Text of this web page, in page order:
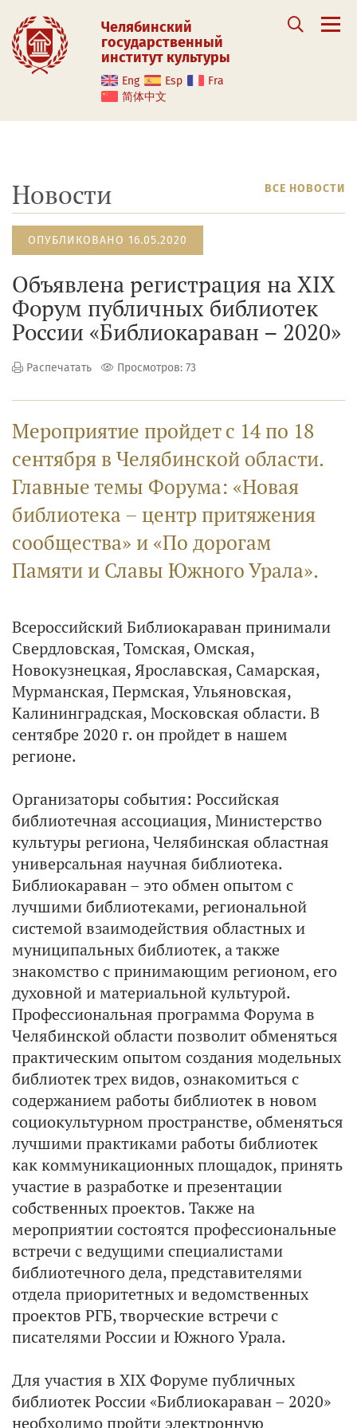
Челябинский
государственный
институт культуры
Eng Esp
Fra
简体中文
Новости ВСЕ НОВОСТИ
ОПУБЛИКОВАНО 16.05.2020
Объявлена регистрация на XIX
Форум публичных библиотек
России «Библиокараван – 2020»
Распечатать Просмотров: 73
Мероприятие пройдет с 14 по 18
сентября в Челябинской области.
Главные темы Форума: «Новая
библиотека – центр притяжения
сообщества» и «По дорогам
Памяти и Славы Южного Урала».
Всероссийский Библиокараван принимали
Свердловская, Томская, Омская,
Новокузнецкая, Ярославская, Самарская,
Мурманская, Пермская, Ульяновская,
Калининградская, Московская области. В
сентябре 2020 г. он пройдет в нашем
регионе.
Организаторы события: Российская
библиотечная ассоциация, Министерство
культуры региона, Челябинская областная
универсальная научная библиотека.
Библиокараван – это обмен опытом с
лучшими библиотеками, региональной
системой взаимодействия областных и
муниципальных библиотек, а также
знакомство с принимающим регионом, его
духовной и материальной культурой.
Профессиональная программа Форума в
Челябинской области позволит обменяться
практическим опытом создания модельных
библиотек трех видов, ознакомиться с
содержанием работы библиотек в новом
социокультурном пространстве, обменяться
лучшими практиками работы библиотек
как коммуникационных площадок, принять
участие в разработке и презентации
собственных проектов. Также на
мероприятии состоятся профессиональные
встречи с ведущими специалистами
библиотечного дела, представителями
отдела приоритетных и ведомственных
проектов РГБ, творческие встречи с
писателями России и Южного Урала.
Для участия в XIX Форуме публичных
библиотек России «Библиокараван – 2020»
необходимо пройти электронную